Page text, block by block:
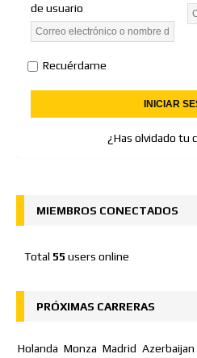
de usuario
Recuérdame
¿Has olvidado tu
MIEMBROS CONECTADOS
Total 55 users online
PRÓXIMAS CARRERAS
Holanda Monza Madrid Azerbaijan